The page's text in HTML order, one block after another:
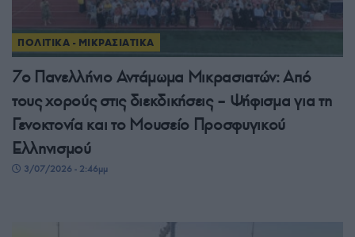
ΠΟΛΙΤΙΚΑ - ΜΙΚΡΑΣΙΑΤΙΚΑ
7ο Πανελλήνιο Αντάμωμα Μικρασιατών: Από
τους χορούς στις διεκδικήσεις – Ψήφισμα για τη
Γενοκτονία και το Μουσείο Προσφυγικού
Ελληνισμού
3/07/2026 - 2:46μμ